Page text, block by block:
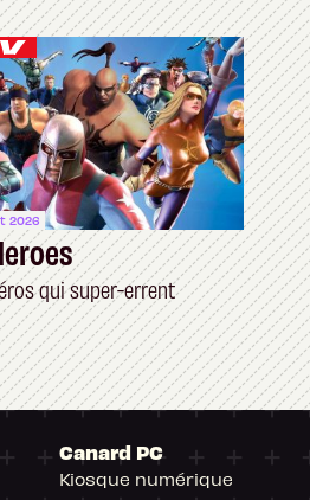
2026
qui super-errent
Canard PC
Kiosque numérique